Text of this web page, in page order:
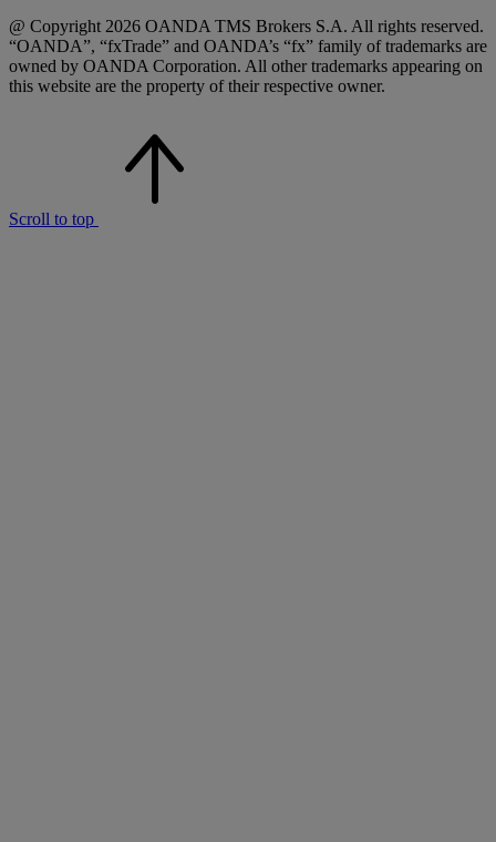
@ Copyright 2026 OANDA TMS Brokers S.A. All rights reserved.
“OANDA”, “fxTrade” and OANDA’s “fx” family of trademarks are
owned by OANDA Corporation. All other trademarks appearing on
this website are the property of their respective owner.
Scroll to top